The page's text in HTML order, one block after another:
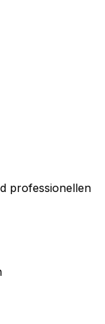
professionellen